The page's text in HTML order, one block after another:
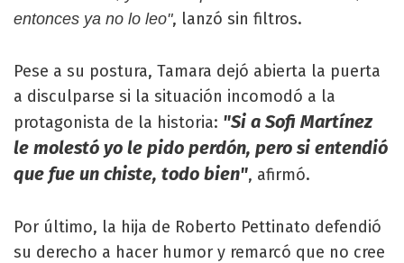
entonces ya no lo leo", lanzó sin filtros.
Pese a su postura, Tamara dejó abierta la puerta
a disculparse si la situación incomodó a la
protagonista de la historia: "Si a Sofi Martínez
le molestó yo le pido perdón, pero si entendió
que fue un chiste, todo bien", afirmó.
Por último, la hija de Roberto Pettinato defendió
su derecho a hacer humor y remarcó que no cree